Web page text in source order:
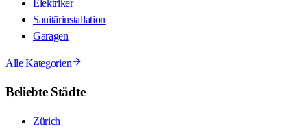
Elektriker
Sanitärinstallation
Garagen
Alle Kategorien
Beliebte Städte
Zürich